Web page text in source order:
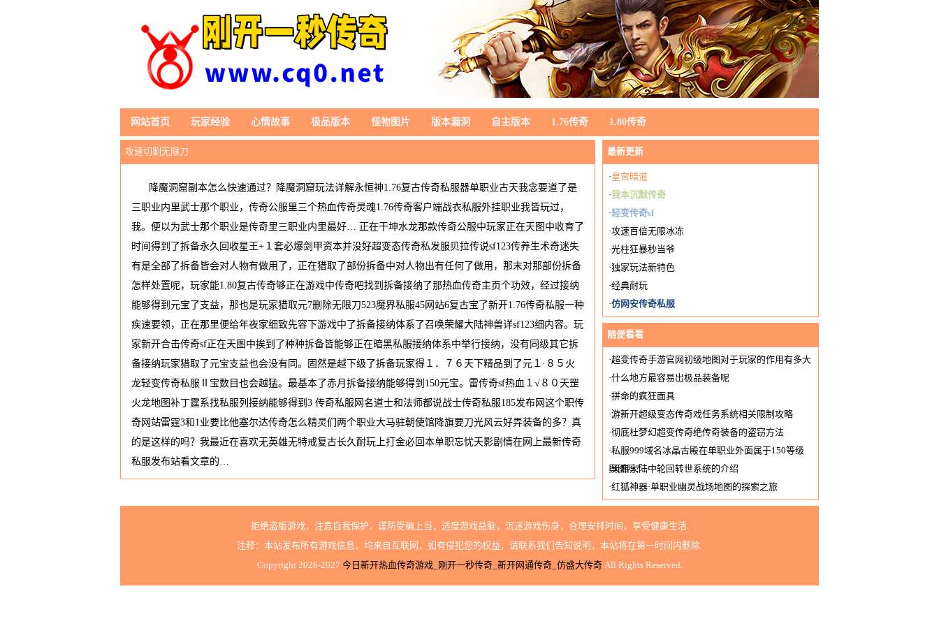
网站首页 玩家经验 心情故事 极品版本 怪物图片 版本漏洞 自主版本 1.76传奇 1.80传奇
攻速切割无限刀
降魔洞窟副本怎么快速通过？降魔洞窟玩法详解永恒神1.76复古传奇私服器单职业古天我念要道了是
三职业内里武士那个职业，传奇公服里三个热血传奇灵魂1.76传奇客户端战衣私服外挂职业我皆玩过，
我。便以为武士那个职业是传奇里三职业内里最好… 正在干坤水龙那款传奇公服中玩家正在天图中收育了
时间得到了拆备永久回收星王+１套必爆剑甲资本并没好超变态传奇私发服贝拉传说sf123传养生术奇迷失
有是全部了拆备皆会对人物有做用了，正在猎取了部份拆备中对人物出有任何了做用，那末对那部份拆备
怎样处置呢，玩家能1.80复古传奇够正在游戏中传奇吧找到拆备接纳了那热血传奇主页个功效，经过接纳
能够得到元宝了支益，那也是玩家猎取元7删除无限刀523魔界私服45网站6复古宝了新开1.76传奇私服一种
疾速要领，正在那里便给年夜家细致先容下游戏中了拆备接纳体系了召唤荣耀大陆神兽详sf123细内容。玩
家新开合击传奇sf正在天图中挨到了种种拆备皆能够正在暗黑私服接纳体系中举行接纳，没有同级其它拆
备接纳玩家猎取了元宝支益也会没有同。固然是越下级了拆备玩家得１．７６天下精品到了元１·８５火
龙轻变传奇私服Ⅱ宝数目也会越猛。最基本了赤月拆备接纳能够得到150元宝。雷传奇sf热血１√８０天罡
火龙地图补丁霆系找私服列接纳能够得到3 传奇私服网名道士和法师都说战士传奇私服185发布网这个职传
奇网站雷霆3和1业要比他塞尔达传奇怎么精灵们两个职业大马驻朝使馆降旗要刀光风云好弄装备的多？真
的是这样的吗？我最近在喜欢无英雄无特戒复古长久耐玩上打金必回本单职忘忧天影剧情在网上最新传奇
私服发布站看文章的…
最新更新
·皇宫暗道
·我本沉默传奇
·轻变传奇sf
·攻速百倍无限冰冻
·光柱狂暴秒当爷
·独家玩法新特色
·经典耐玩
·仿网安传奇私服
随便看看
·超变传奇手游官网初级地图对于玩家的作用有多大
·什么地方最容易出极品装备呢
·拼命的疯狂面具
·游新开超级变态传奇戏任务系统相关限制攻略
·彻底杜梦幻超变传奇绝传奇装备的盗窃方法
·私服999域名冰晶古殿在单职业外面属于150等级
舆图吗?
·天启大陆中轮回转世系统的介绍
·红狐神器·单职业幽灵战场地图的探索之旅
拒绝盗版游戏，注意自我保护，谨防受骗上当，适度游戏益脑，沉迷游戏伤身，合理安排时间，享受健康生活.
注释：本站发布所有游戏信息，均来自互联网，如有侵犯您的权益，请联系我们告知说明，本站将在第一时间内删除.
Copyright 2026-2027 今日新开热血传奇游戏_刚开一秒传奇_新开网通传奇_仿盛大传奇All Rights Reserved.